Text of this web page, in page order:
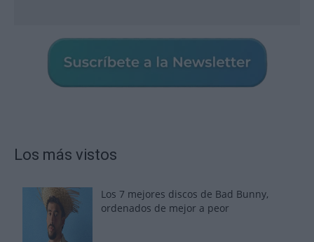
Los más vistos
Los 7 mejores discos de Bad Bunny,
ordenados de mejor a peor